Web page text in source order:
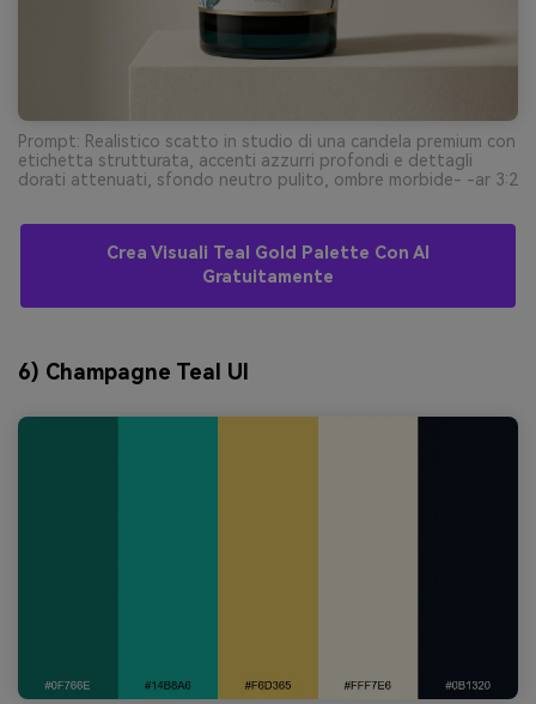
Prompt: Realistico scatto in studio di una candela premium con
etichetta strutturata, accenti azzurri profondi e dettagli
dorati attenuati, sfondo neutro pulito, ombre morbide- -ar 3:2
Crea Visuali Teal Gold Palette Con AI
Gratuitamente
6) Champagne Teal UI